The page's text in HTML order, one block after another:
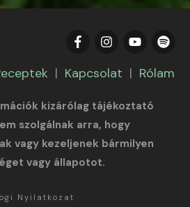
| Kapcsolat | Rólam
kizárólag tájékoztató
szolgálnak arra, hogy
vagy kezeljenek bármilyen
vagy állapotot.
Nyilatkozat